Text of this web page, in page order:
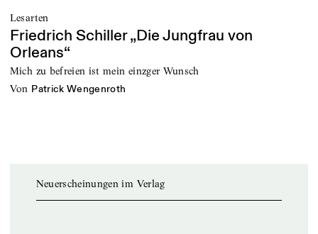
Lesarten
Friedrich Schiller „Die Jungfrau von
Orleans“
Mich zu befreien ist mein einzger Wunsch
von Patrick Wengenroth
Neuerscheinungen im Verlag